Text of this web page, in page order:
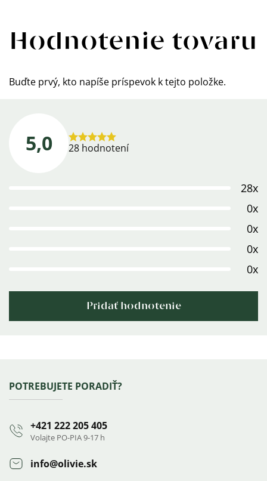
Hodnotenie tovaru
Buďte prvý, kto napíše príspevok k tejto položke.
5,0
Priemerné
28 hodnotení
28x
0x
0x
0x
0x
Pridať hodnotenie
Zápätie
POTREBUJETE PORADIŤ?
+421 222 205 405
Volajte PO-PIA 9-17 h
info@olivie.sk